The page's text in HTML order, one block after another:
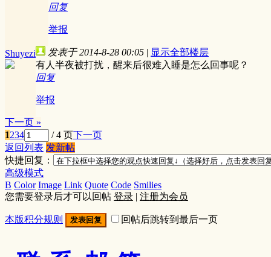
回复
举报
Shuyezi 发表于 2014-8-28 00:05 | 显示全部楼层
有人半夜被打扰，醒来后很难入睡是怎么回事呢？
回复
举报
下一页 »
1234 / 4 页下一页
返回列表 发新帖
快捷回复：
高级模式
B Color Image Link Quote Code Smilies
您需要登录后才可以回帖 登录 | 注册为会员
本版积分规则 发表回复 回帖后跳转到最后一页